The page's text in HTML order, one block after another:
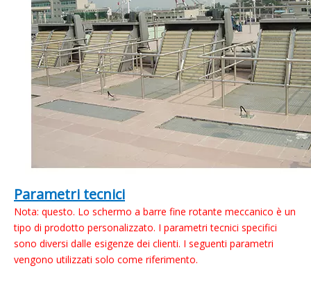
Parametri tecnici
Nota: questo. Lo schermo a barre fine rotante meccanico è un
tipo di prodotto personalizzato. I parametri tecnici specifici
sono diversi dalle esigenze dei clienti. I seguenti parametri
vengono utilizzati solo come riferimento.